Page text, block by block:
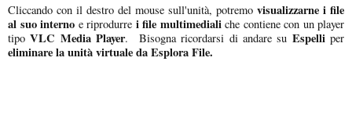
Cliccando con il destro del mouse sull'unità, potremo visualizzarne i file
al suo interno e riprodurre i file multimedialiche contiene con un player
tipoVLC Media Player. Bisogna ricordarsi di andare su Espelliper
eliminare la unità virtuale da Esplora File.